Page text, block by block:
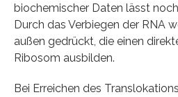
biochemischer Daten lässt
Durch das Verbiegen der RNA
außen gedrückt, die einen
Ribosom ausbilden.
Bei Erreichen des